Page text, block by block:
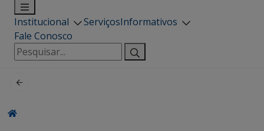
Institucional ServiçosInformativos
Fale Conosco
Pesquisar
por: